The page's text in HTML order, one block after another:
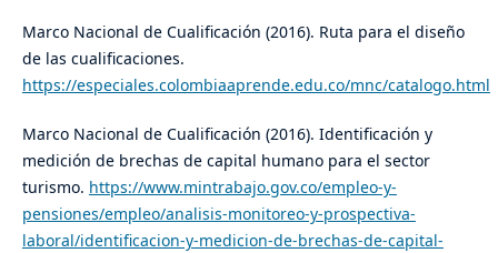
Marco Nacional de Cualificación (2016). Ruta para el diseño
de las cualificaciones.
https://especiales.colombiaaprende.edu.co/mnc/catalogo.html
Marco Nacional de Cualificación (2016). Identificación y
medición de brechas de capital humano para el sector
turismo. https://www.mintrabajo.gov.co/empleo-y-
pensiones/empleo/analisis-monitoreo-y-prospectiva-
laboral/identificacion-y-medicion-de-brechas-de-capital-